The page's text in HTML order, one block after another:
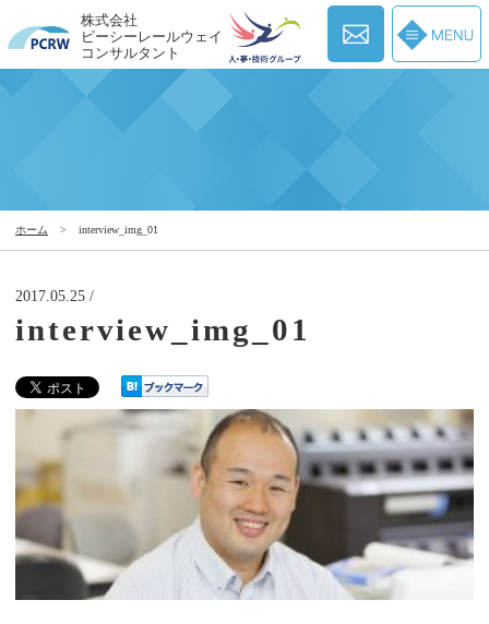
株式会社
ピーシーレールウェイ
コンサルタント
ホーム > interview_img_01
2017.05.25 /
interview_img_01